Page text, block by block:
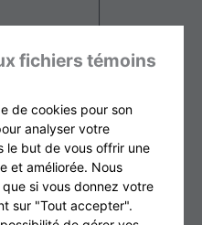
de nos
fichiers témoins
de cookies pour son
analyser votre
le but de vous offrir une
et améliorée. Nous
si vous donnez votre
sur "Tout accepter".